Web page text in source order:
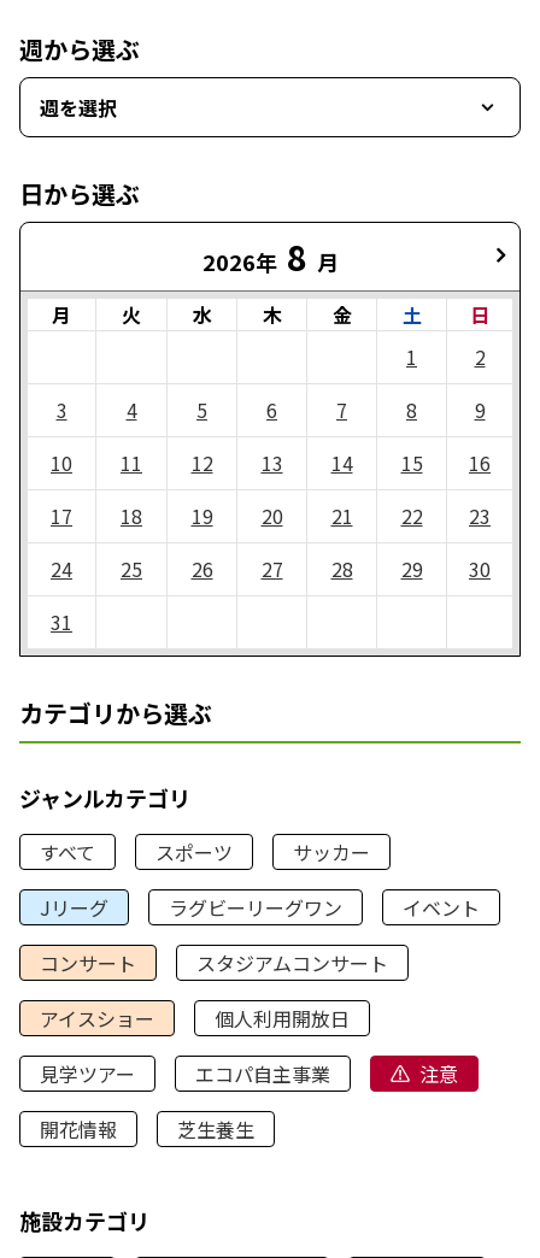
週から選ぶ
週を選択
日から選ぶ
2026年 8 月
月 火 水 木 金 土
日
1
2
3
4 5 6 7 8
9
10
11 12 13 14 15
16
17
18 19 20 21 22
23
24
25 26 27 28 29
30
31
カテゴリから選ぶ
ジャンルカテゴリ
すべて スポーツ
サッカー
Jリーグ
ラグビーリーグワン
イベント
コンサート
スタジアムコンサート
アイスショー
個人利用開放日
見学ツアー
エコパ自主事業
注意
開花情報
芝生養生
施設カテゴリ